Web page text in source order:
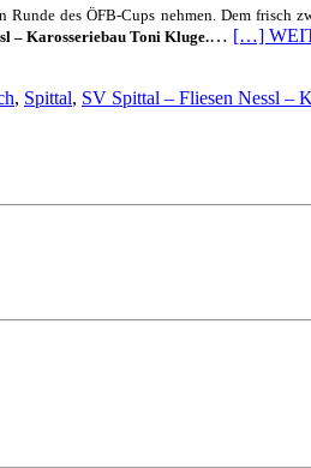
des ÖFB-Cups nehmen. Dem frisch
– Karosseriebau Toni Kluge.… […]
, Spittal, SV Spittal – Fliesen Nessl –